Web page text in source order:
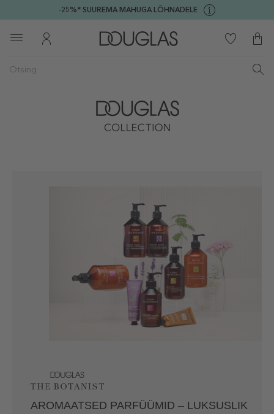
-25%* SUUREMA MAHUGA LÕHNADELE
AROMAATSED PARFÜÜMID – LUKSUSLIK